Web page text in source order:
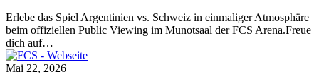
Erlebe das Spiel Argentinien vs. Schweiz in einmaliger Atmosphäre
beim offiziellen Public Viewing im Munotsaal der FCS Arena.Freue
dich auf…
Mai 22, 2026